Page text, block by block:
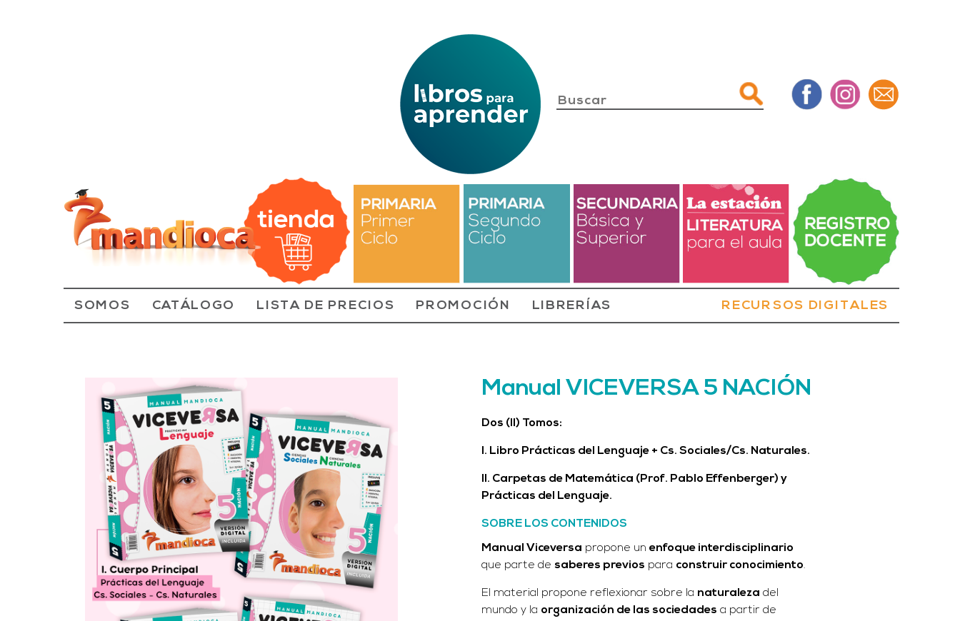
SOMOS CATÁLOGO LISTA DE PRECIOS PROMOCIÓN LIBRERÍAS RECURSOS DIGITALES
Manual VICEVERSA 5 NACIÓN
Dos (II) Tomos:
I. Libro Prácticas del Lenguaje + Cs. Sociales/Cs. Naturales.
II. Carpetas de Matemática (Prof. Pablo Effenberger) y
Prácticas del Lenguaje.
SOBRE LOS CONTENIDOS
Manual Viceversa propone un enfoque interdisciplinario
que parte de saberes previos para construir conocimiento.
El material propone reflexionar sobre la naturaleza del
mundo y la organización de las sociedades a partir de